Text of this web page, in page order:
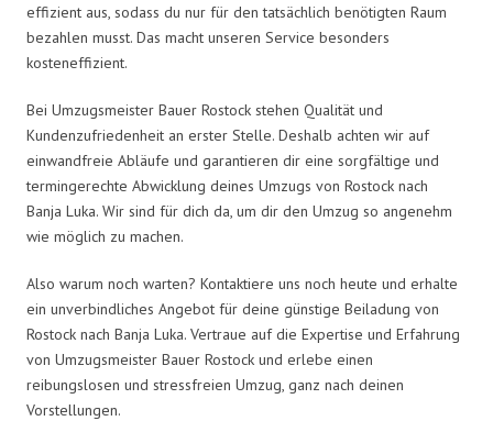
effizient aus, sodass du nur für den tatsächlich benötigten Raum
bezahlen musst. Das macht unseren Service besonders
kosteneffizient.
Bei Umzugsmeister Bauer Rostock stehen Qualität und
Kundenzufriedenheit an erster Stelle. Deshalb achten wir auf
einwandfreie Abläufe und garantieren dir eine sorgfältige und
termingerechte Abwicklung deines Umzugs von Rostock nach
Banja Luka. Wir sind für dich da, um dir den Umzug so angenehm
wie möglich zu machen.
Also warum noch warten? Kontaktiere uns noch heute und erhalte
ein unverbindliches Angebot für deine günstige Beiladung von
Rostock nach Banja Luka. Vertraue auf die Expertise und Erfahrung
von Umzugsmeister Bauer Rostock und erlebe einen
reibungslosen und stressfreien Umzug, ganz nach deinen
Vorstellungen.